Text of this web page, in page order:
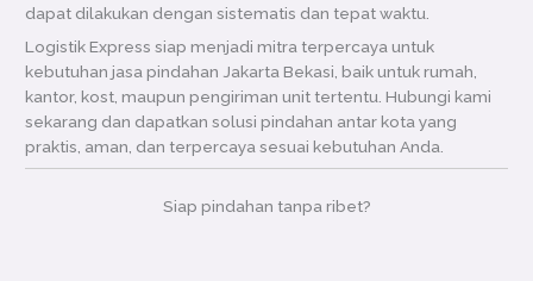
dapat dilakukan dengan sistematis dan tepat waktu.
Logistik Express siap menjadi mitra terpercaya untuk
kebutuhan jasa pindahan Jakarta Bekasi, baik untuk rumah,
kantor, kost, maupun pengiriman unit tertentu. Hubungi kami
sekarang dan dapatkan solusi pindahan antar kota yang
praktis, aman, dan terpercaya sesuai kebutuhan Anda.
Siap pindahan tanpa ribet?